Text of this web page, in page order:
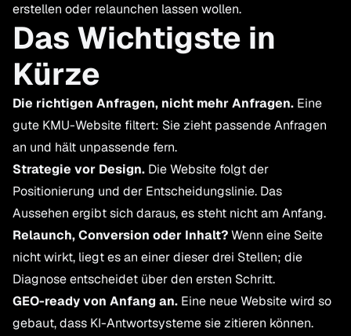
erstellen oder relaunchen lassen wollen.
Das Wichtigste in
Kürze
Die richtigen Anfragen, nicht mehr Anfragen. Eine
gute KMU-Website filtert: Sie zieht passende Anfragen
an und hält unpassende fern.
Strategie vor Design. Die Website folgt der
Positionierung und der Entscheidungslinie. Das
Aussehen ergibt sich daraus, es steht nicht am Anfang.
Relaunch, Conversion oder Inhalt?Wenn eine Seite
nicht wirkt, liegt es an einer dieser drei Stellen; die
Diagnose entscheidet über den ersten Schritt.
GEO-ready von Anfang an. Eine neue Website wird so
gebaut, dass KI-Antwortsysteme sie zitieren können.